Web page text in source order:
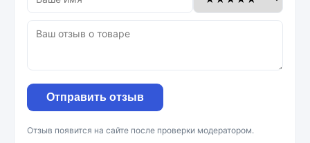
Отправить отзыв
Отзыв появится на сайте после проверки модератором.